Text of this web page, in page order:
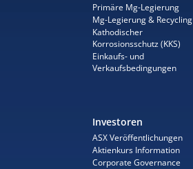
Primäre Mg-Legierung
Mg-Legierung & Recycling
Kathodischer
Korrosionsschutz (KKS)
Einkaufs- und
Verkaufsbedingungen
Investoren
ASX Veröffentlichungen
Aktienkurs Information
Corporate Governance